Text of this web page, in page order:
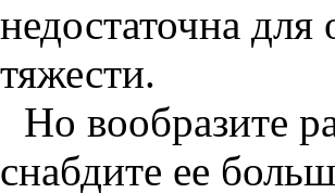
недостаточна
тяжести.
Но вообразите
снабдите ее